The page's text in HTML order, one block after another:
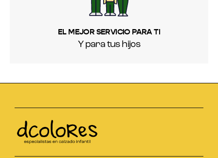
EL MEJOR SERVICIO PARA TI
Y para tus hijos